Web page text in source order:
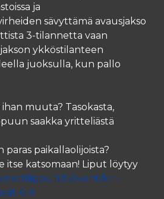
ja
sävyttämä avausjakso
3-tilannetta vaan
ykköstilanteen
juoksulla, kun pallo
muuta? Tasokasta,
saakka yritteliästä
paikallaolijoista?
itse katsomaan! Liput löytyy
fi/event/kiri-
6-8